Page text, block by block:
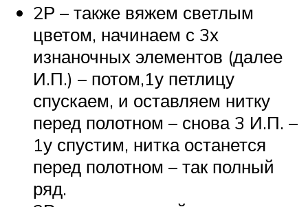
2Р – также вяжем светлым
цветом, начинаем с 3х
изнаночных элементов (далее
И.П.) – потом,1у петлицу
спускаем, и оставляем нитку
перед полотном – снова 3 И.П. –
1у спустим, нитка останется
перед полотном – так полный
ряд.